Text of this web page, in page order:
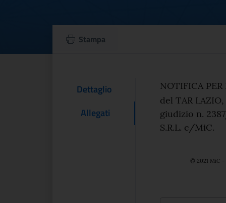
NOTIFICA PER
Stampa
Contenuto Del
Dettaglio
Allegati
Testo
NOTIFICA
del TAR
giudizio n.
S.R.L. c/MiC.
© 2021 MiC -